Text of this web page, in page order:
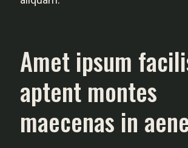
Amet ipsum
aptent montes
maecenas in